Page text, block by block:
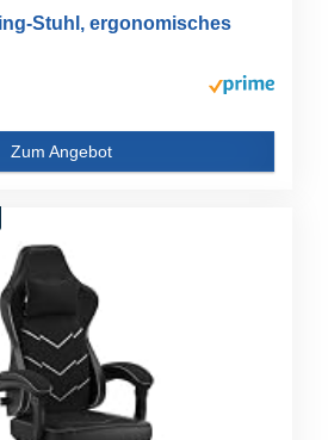
Stuhl, ergonomisches
Zum Angebot